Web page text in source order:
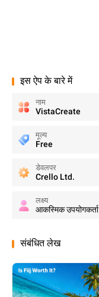
इस ऐप के बारे में
नाम
VistaCreate
मूल्य
Free
डेवलपर
Crello Ltd.
लक्ष्य
आकस्मिक उपयोगकर्ता
संबंधित लेख